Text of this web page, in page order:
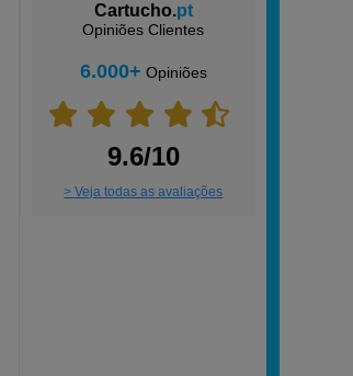
Cartucho.pt
Opiniões Clientes
6.000+ Opiniões
9.6/10
> Veja todas as avaliações